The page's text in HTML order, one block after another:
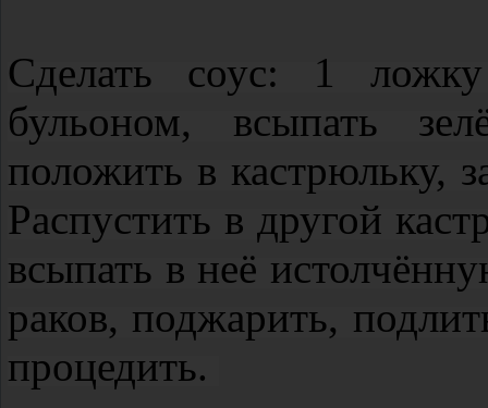
Сделать соус: 1
бульоном, всыпать
положить в кастрюльку,
Распустить в другой
всыпать в неё
раков, поджарить,
процедить.